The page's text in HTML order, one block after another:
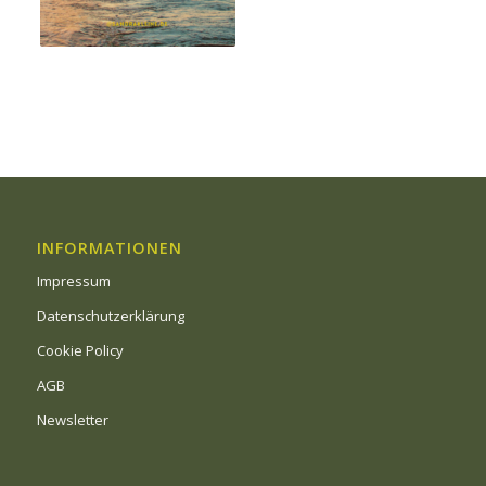
INFORMATIONEN
Impressum
Datenschutzerklärung
Cookie Policy
AGB
Newsletter